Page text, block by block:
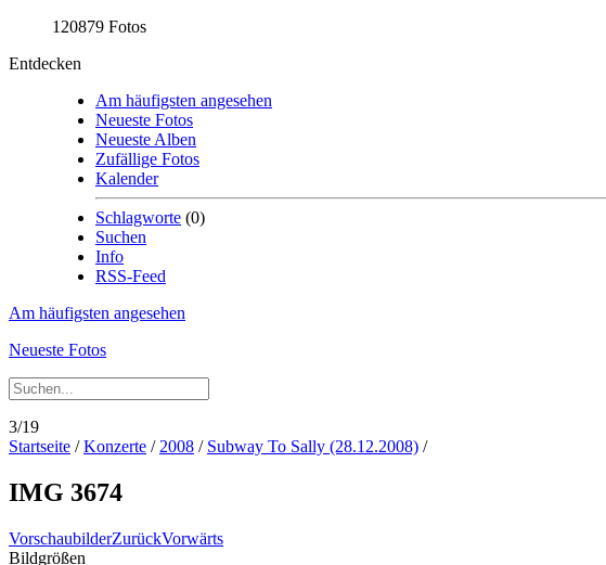
120879 Fotos
Entdecken
Am häufigsten angesehen
Neueste Fotos
Neueste Alben
Zufällige Fotos
Kalender
Schlagworte (0)
Suchen
Info
RSS-Feed
Am häufigsten angesehen
Neueste Fotos
3/19
Startseite /Konzerte / 2008 / Subway To Sally (28.12.2008) /
IMG 3674
VorschaubilderZurückVorwärts
Bildgrößen